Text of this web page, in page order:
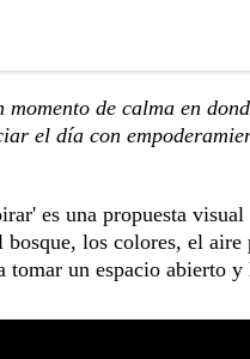
momento de calma en
el día con
es una propuesta
bosque, los colores, el aire
tomar un espacio abierto